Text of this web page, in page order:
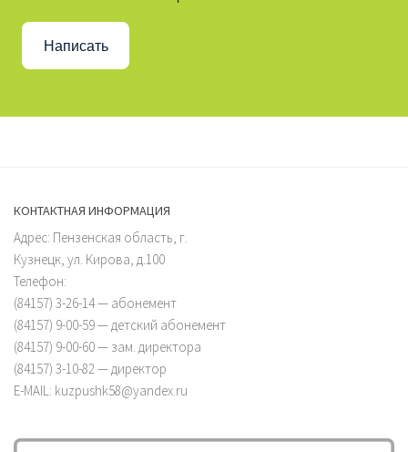
Написать
КОНТАКТНАЯ ИНФОРМАЦИЯ
Адрес: Пензенская область, г.
Кузнецк, ул. Кирова, д.100
Телефон:
(84157) 3-26-14 — абонемент
(84157) 9-00-59 — детский абонемент
(84157) 9-00-60 — зам. директора
(84157) 3-10-82 — директор
E-MAIL: kuzpushk58@yandex.ru